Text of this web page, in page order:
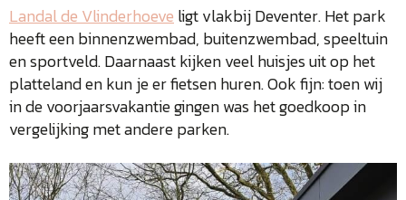
Landal de Vlinderhoeve ligt vlakbij Deventer. Het park
heeft een binnenzwembad, buitenzwembad, speeltuin
en sportveld. Daarnaast kijken veel huisjes uit op het
platteland en kun je er fietsen huren. Ook fijn: toen wij
in de voorjaarsvakantie gingen was het goedkoop in
vergelijking met andere parken.